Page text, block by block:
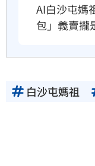
AI白沙屯媽
包」義賣攏
白沙屯媽祖